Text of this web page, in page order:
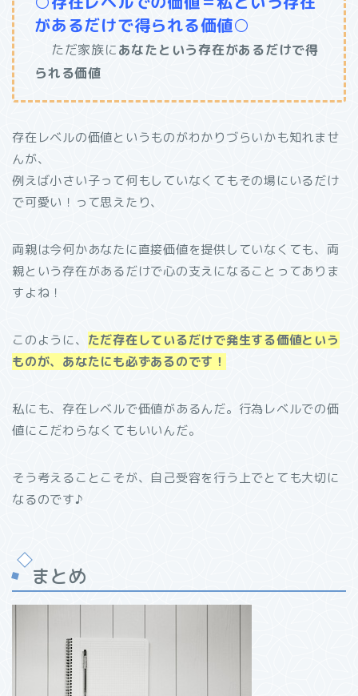
があるだけで得られる価値○
ただ家族にあなたという存在があるだけで得
られる価値
存在レベルの価値というものがわかりづらいかも知れませ
んが、
例えば小さい子って何もしていなくてもその場にいるだけ
で可愛い！って思えたり、
両親は今何かあなたに直接価値を提供していなくても、両
親という存在があるだけで心の支えになることってありま
すよね！
このように、 ただ存在しているだけで発生する価値という
ものが、あなたにも必ずあるのです！
私にも、存在レベルで価値があるんだ。行為レベルでの価
値にこだわらなくてもいいんだ。
そう考えることこそが、自己受容を行う上でとても大切に
なるのです♪
まとめ